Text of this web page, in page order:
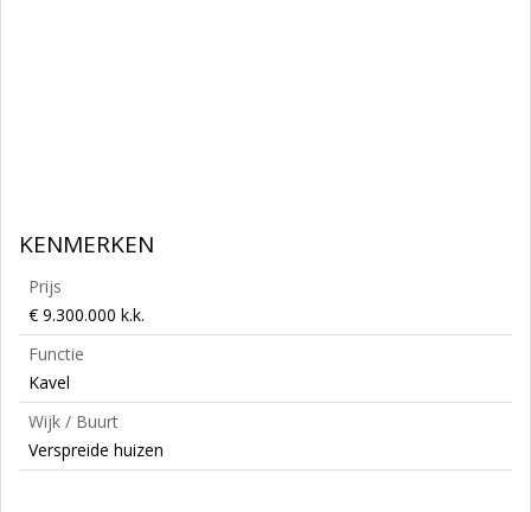
KENMERKEN
Prijs
€ 9.300.000 k.k.
Functie
Kavel
Wijk / Buurt
Verspreide huizen